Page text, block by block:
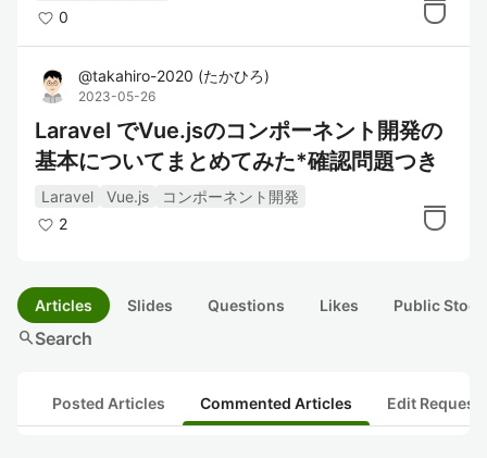
0
@takahiro-2020 (たかひろ)
2023-05-26
Laravel でVue.jsのコンポーネント開発の
基本についてまとめてみた*確認問題つき
Laravel Vue.js
コンポーネント開発
2
Articles Slides Questions Likes Public
searchSearch
Posted Articles Commented Articles Edit